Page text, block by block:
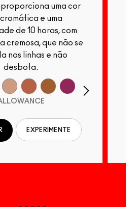
uma cor
e uma
de 10 horas, com
cremosa, que não se
nas linhas e não
desbota.
EXPERIMENTE